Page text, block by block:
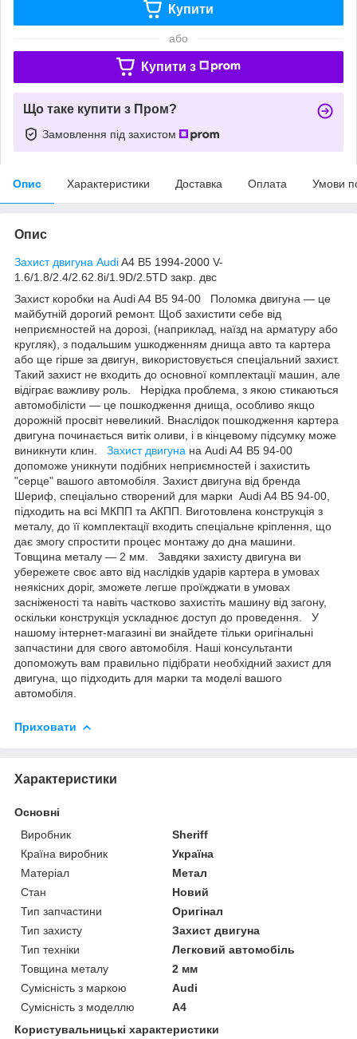
Купити
або
Купити з
Що таке купити з Пром?
Замовлення під захистом
Опис Характеристики Доставка Оплата Умови
Опис
Захист двигуна AudiA4 В5 1994-2000 V-
1.6/1.8/2.4/2.62.8i/1.9D/2.5TD закр. двс
Захист коробки на Audi A4 B5 94-00 Поломка двигуна — це
майбутній дорогий ремонт. Щоб захистити себе від
неприємностей на дорозі, (наприклад, наїзд на арматуру або
кругляк), з подальшим ушкодженням днища авто та картера
або ще гірше за двигун, використовується спеціальний захист.
Такий захист не входить до основної комплектації машин, але
відіграє важливу роль. Нерідка проблема, з якою стикаються
автомобілісти — це пошкодження днища, особливо якщо
дорожній просвіт невеликий. Внаслідок пошкодження картера
двигуна починається витік оливи, і в кінцевому підсумку може
виникнути клин. Захист двигуна на Audi A4 B5 94-00
допоможе уникнути подібних неприємностей і захистить
"серце" вашого автомобіля. Захист двигуна від бренда
Шериф, спеціально створений для марки Audi A4 B5 94-00,
підходить на всі МКПП та АКПП. Виготовлена конструкція з
металу, до її комплектації входить спеціальне кріплення, що
дає змогу спростити процес монтажу до дна машини.
Товщина металу — 2 мм. Завдяки захисту двигуна ви
убережете своє авто від наслідків ударів картера в умовах
неякісних доріг, зможете легше проїжджати в умовах
засніженості та навіть частково захистіть машину від загону,
оскільки конструкція ускладнює доступ до проведення. У
нашому інтернет-магазині ви знайдете тільки оригінальні
запчастини для свого автомобіля. Наші консультанти
допоможуть вам правильно підібрати необхідний захист для
двигуна, що підходить для марки та моделі вашого
автомобіля.
Приховати
Характеристики
Основні
Виробник
Sheriff
Країна виробник
Україна
Матеріал
Метал
Стан
Новий
Тип запчастини
Оригінал
Тип захисту
Захист двигуна
Тип техніки
Легковий автомобіль
Товщина металу
2 мм
Сумісність з маркою
Audi
Сумісність з моделлю
A4
Користувальницькі характеристики